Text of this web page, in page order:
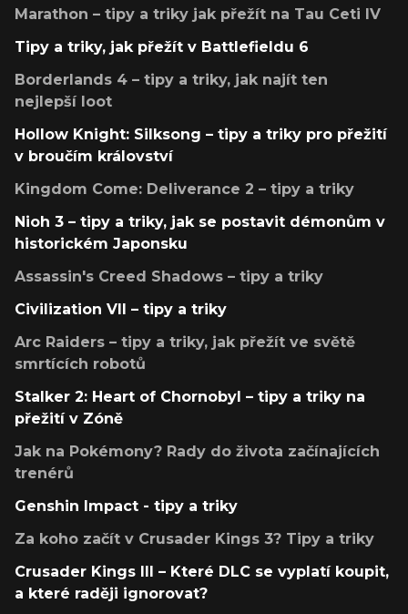
Marathon – tipy a triky jak přežít na Tau Ceti IV
Tipy a triky, jak přežít v Battlefieldu 6
Borderlands 4 – tipy a triky, jak najít ten
nejlepší loot
Hollow Knight: Silksong – tipy a triky pro přežití
v broučím království
Kingdom Come: Deliverance 2 – tipy a triky
Nioh 3 – tipy a triky, jak se postavit démonům v
historickém Japonsku
Assassin's Creed Shadows – tipy a triky
Civilization VII – tipy a triky
Arc Raiders – tipy a triky, jak přežít ve světě
smrtících robotů
Stalker 2: Heart of Chornobyl – tipy a triky na
přežití v Zóně
Jak na Pokémony? Rady do života začínajících
trenérů
Genshin Impact - tipy a triky
Za koho začít v Crusader Kings 3? Tipy a triky
Crusader Kings III – Které DLC se vyplatí koupit,
a které raději ignorovat?